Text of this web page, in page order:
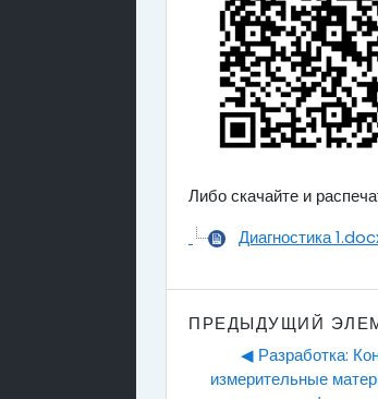
Либо скачайте и
Диагностика
ПРЕДЫДУЩИЙ
◀︎ Разработка:
измерительные